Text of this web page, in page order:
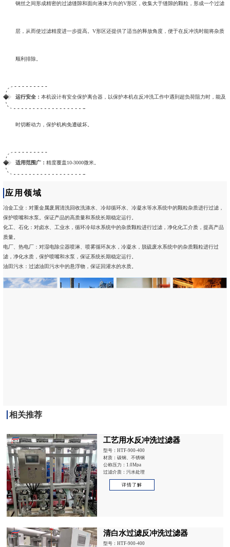
钢丝之间形成精密的过滤缝隙和面向液体方向的V形区，收集大于缝隙的颗粒，形成一个过滤
层，从而使过滤精度进一步提高。V形区还提供了适当的释放角度，便于在反冲洗时能将杂质
顺利排除。
运行安全： 本机设计有安全保护离合器，以保护本机在反冲洗工作中遇到超负荷阻力时，能及
时切断动力，保护机构免遭破坏。
适用范围广： 精度覆盖10-3000微米。
应用领域
冶金工业：对重金属废屑清洗回收洗涤水、冷却循环水、冷凝水等水系统中的颗粒杂质进行过滤，
保护喷嘴和水泵。保证产品的高质量和系统长期稳定运行。
化工、石化：对卤水、工业水，循环冷却水系统中的杂质颗粒进行过滤，净化化工介质，提高产品
质量。
电厂、热电厂：对湿电除尘器喷淋、喷雾循环灰水，冷凝水，脱硫废水系统中的杂质颗粒进行过
滤，净化水质，保护喷嘴和水泵，保证系统长期稳定运行。
油田污水：过滤油田污水中的悬浮物，保证回灌水的水质。
相关推荐
工艺用水反冲洗过滤器
型号：HTF-900-400
材质：碳钢、不锈钢
公称压力：1.0Mpa
过滤介质：污水处理
详情了解
清白水过滤反冲洗过滤器
型号：HTF-900-400